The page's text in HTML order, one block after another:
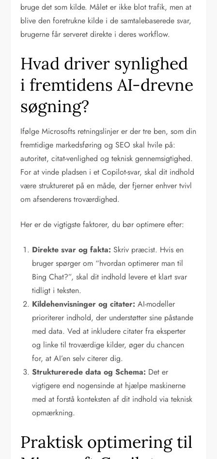
bruge det som kilde. Målet er ikke blot trafik, men at
blive den foretrukne kilde i de samtalebaserede svar,
brugerne får serveret direkte i deres workflow.
Hvad driver synlighed
i fremtidens AI-drevne
søgning?
Ifølge Microsofts retningslinjer er der tre ben, som din
fremtidige markedsføring og SEO skal hvile på:
autoritet, citat-venlighed og teknisk gennemsigtighed.
For at vinde pladsen i et Copilot-svar, skal dit indhold
være struktureret på en måde, der fjerner enhver tvivl
om afsenderens troværdighed.
Her er de vigtigste faktorer, du bør optimere efter:
Direkte svar og fakta: Skriv præcist. Hvis en
bruger spørger om “hvordan optimerer man til
Bing Chat?”, skal dit indhold levere et klart svar
tidligt i teksten.
Kildehenvisninger og citater: AI-modeller
prioriterer indhold, der understøtter sine påstande
med data. Ved at inkludere citater fra eksperter
og linke til troværdige kilder, øger du chancen
for, at AI’en selv citerer dig.
Strukturerede data og Schema: Det er
vigtigere end nogensinde at hjælpe maskinerne
med at forstå konteksten af dit indhold via teknisk
opmærkning.
Praktisk optimering til